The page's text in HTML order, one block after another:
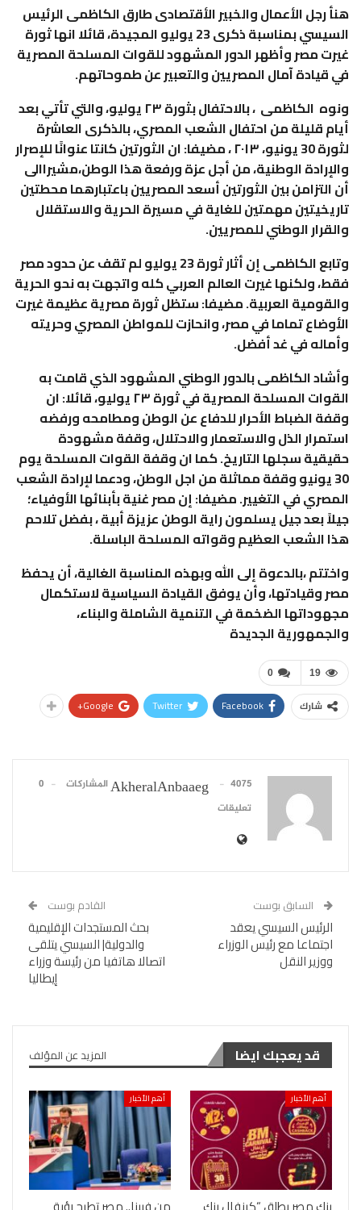
هنأ رجل الأعمال والخبير الأقتصادى طارق الكاظمى الرئيس
السيسي بمناسبة ذكرى 23 يوليو المجيدة، قائلا انها ثورة
غيرت مصر وأظهر الدور المشهود للقوات المسلحة المصرية
في قيادة آمال المصريين والتعبير عن طموحاتهم.
ونوه الكاظمى ، بالاحتفال بثورة ٢٣ يوليو، والتي تأتي بعد
أيام قليلة من احتفال الشعب المصري، بالذكرى العاشرة
لثورة 30 يونيو، ٢٠١٣ ، مضيفا: ان الثورتين كانتا عنوانًا للإصرار
والإرادة الوطنية، من أجل عزة ورفعة هذا الوطن،مشيراالى
أن التزامن بين الثورتين أسعد المصريين باعتبارهما محطتين
تاريخيتين مهمتين للغاية في مسيرة الحرية والاستقلال
والقرار الوطني للمصريين.
وتابع الكاظمى إن أثار ثورة 23 يوليو لم تقف عن حدود مصر
فقط، ولكنها غيرت العالم العربي كله واتجهت به نحو الحرية
والقومية العربية. مضيفا: ستظل ثورة مصرية عظيمة غيرت
الأوضاع تماما في مصر، وانحازت للمواطن المصري وحريته
وأماله في غد أفضل.
وأشاد الكاظمى بالدور الوطني المشهود الذي قامت به
القوات المسلحة المصرية في ثورة ٢٣ يوليو، قائلا: ان
وقفة الضباط الأحرار للدفاع عن الوطن ومطامحه ورفضه
استمرار الذل والاستعمار والاحتلال، وقفة مشهودة
حقيقية سجلها التاريخ. كما ان وقفة القوات المسلحة يوم
30 يونيو وقفة مماثلة من اجل الوطن، ودعما لإرادة الشعب
المصري في التغيير. مضيفا: إن مصر غنية بأبنائها الأوفياء؛
جيلاً بعد جيل يسلمون راية الوطن عزيزة أبية ، بفضل تلاحم
هذا الشعب العظيم وقواته المسلحة الباسلة.
واختتم ،بالدعوة إلى الله وبهذه المناسبة الغالية، أن يحفظ
مصر وقيادتها، وأن يوفق القيادة السياسية لاستكمال
مجهوداتها الضخمة في التنمية الشاملة والبناء،
والجمهورية الجديدة
0 19
شارك Facebook
Twitter
Google+
AkheralAnbaaeg 4075 المشاركات
0
تعليقات
السابق بوست
الرئيس السيسي يعقد
اجتماعا مع رئيس الوزراء
ووزير النقل
القادم بوست
بحث المستجدات الإقليمية
والدولية| السيسي يتلقى
اتصالا هاتفيا من رئيسة وزراء
إيطاليا
قد يعجبك ايضا المزيد عن المؤلف
أهم الأخبار أهم الأخبار